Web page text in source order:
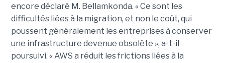
encore déclaré M. Bellamkonda. « Ce sont les
difficultés liées à la migration, et non le coût, qui
poussent généralement les entreprises à conserver
une infrastructure devenue obsolète », a-t-il
poursuivi. « AWS a réduit les frictions liées à la